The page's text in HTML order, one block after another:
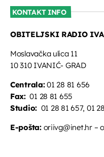
KONTAKT INFO
OBITELJSKI RADIO
Moslavačka ulica 11
10 310 IVANIĆ- GRAD
Centrala:01 28 81 656
Fax:01 28 81 655
Studio: 01 28 81 657, 01
E-pošta:oriivg@inet.hr –